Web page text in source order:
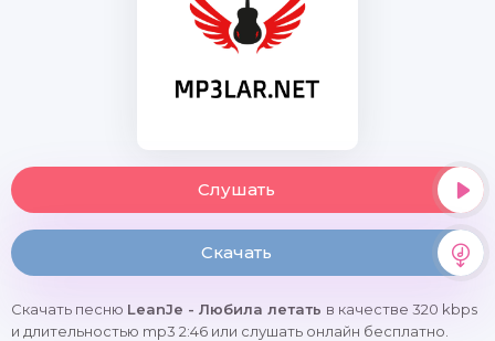
Слушать
Скачать
Скачать песню LeanJe - Любила летать в качестве 320 kbps
и длительностью mp3 2:46 или слушать онлайн бесплатно.